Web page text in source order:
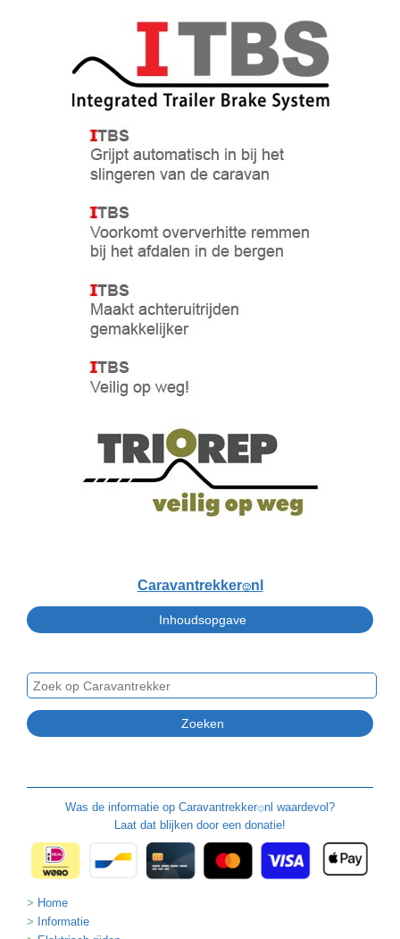
Caravantrekker🙂nl
Was de informatie op Caravantrekker🙂nl waardevol?
Laat dat blijken door een donatie!
Home
Informatie